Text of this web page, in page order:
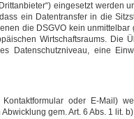
eingesetzt werden
ein Datentransfer in die
die DSGVO kein
Wirtschaftsraums. Die
Datenschutzniveau, eine
oder E-Mail)
gem. Art. 6 Abs. 1 lit.